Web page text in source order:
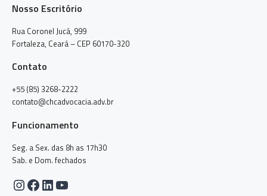
Nosso Escritório
Rua Coronel Jucá, 999
Fortaleza, Ceará – CEP 60170-320
Contato
+55 (85) 3268-2222
contato@chcadvocacia.adv.br
Funcionamento
Seg. a Sex. das 8h as 17h30
Sab. e Dom. fechados
Instagram
Facebook
LinkedIn
Youtube